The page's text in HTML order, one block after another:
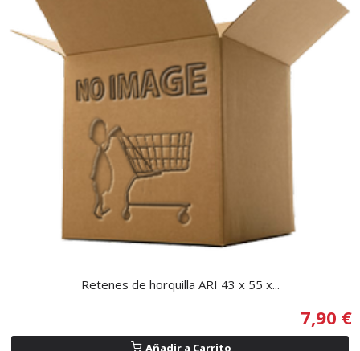
Retenes de horquilla ARI 43 x 55 x...
7,90 €
Añadir a Carrito